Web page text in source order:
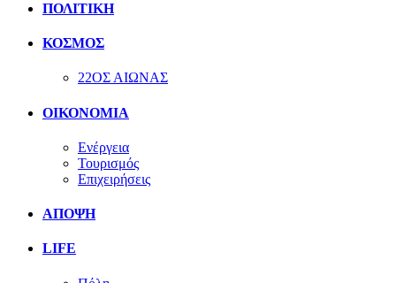
ΠΟΛΙΤΙΚΗ
ΚΟΣΜΟΣ
22ΟΣ ΑΙΩΝΑΣ
ΟΙΚΟΝΟΜΙΑ
Ενέργεια
Τουρισμός
Επιχειρήσεις
ΑΠΟΨΗ
LIFE